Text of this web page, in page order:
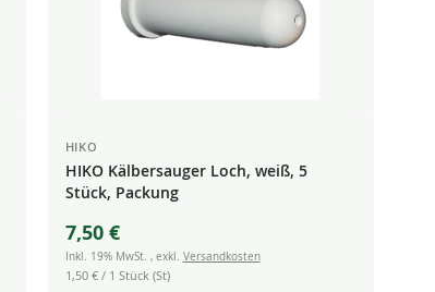
HIKO
HIKO Kälbersauger Loch, weiß, 5
Stück, Packung
7,50 €
Inkl. 19% MwSt. , exkl. Versandkosten
1,50 €/ 1 Stück (St)